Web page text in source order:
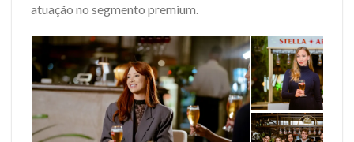
atuação no segmento premium.